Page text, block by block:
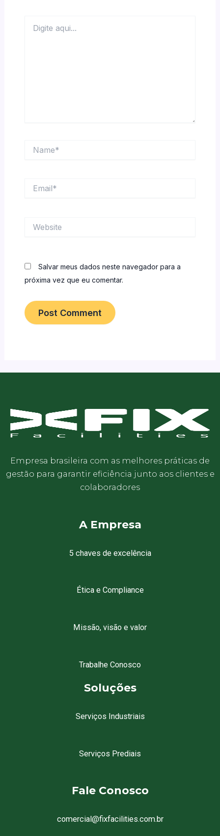
aqui...
Salvar meus dados neste navegador para a
próxima vez que eu comentar.
Empresa brasileira com as melhores práticas de
gestão para garantir eficiência junto aos clientes e
colaboradores
A Empresa
5 chaves de excelência
Ética e Compliance
Missão, visão e valor
Trabalhe Conosco
Soluções
Serviços Industriais
Serviços Prediais
Fale Conosco
comercial@fixfacilities.com.br